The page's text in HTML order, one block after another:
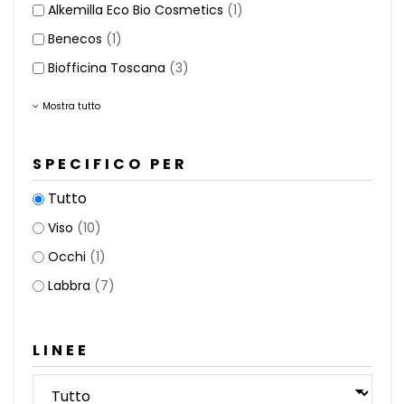
Alkemilla Eco Bio Cosmetics (1)
Benecos (1)
Biofficina Toscana (3)
Mostra tutto
SPECIFICO PER
Tutto
Viso (10)
Occhi (1)
Labbra (7)
LINEE